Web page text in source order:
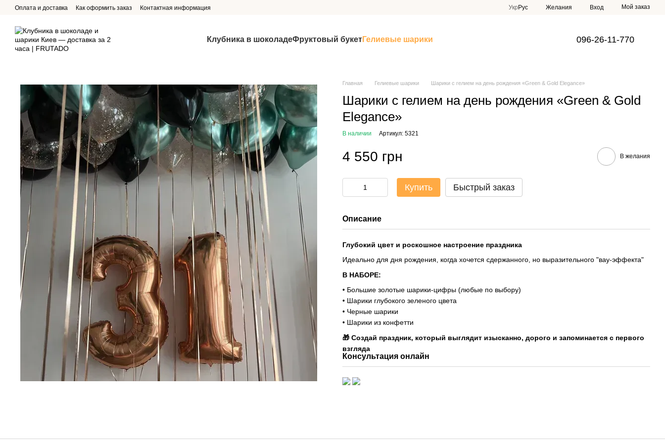
Перейти к основному контенту
Оплата и доставка Как оформить заказ Контактная информация Укр Рус Желания Вход Мой заказ
Клубника в шоколадеФруктовый букетГелиевые шарики 096-26-11-770
Главная Гелиевые шарики Шарики с гелием на день рождения «Green & Gold Elegance»
Шарики с гелием на день рождения «Green & Gold
Elegance»
В наличии Артикул: 5321
4 550 грн В желания
Купить Быстрый заказ
Описание
Глубокий цвет и роскошное настроение праздника
Идеально для дня рождения, когда хочется сдержанного, но выразительного "вау-эффекта"
В НАБОРЕ:
• Большие золотые шарики-цифры (любые по выбору)
• Шарики глубокого зеленого цвета
• Черные шарики
• Шарики из конфетти
🎁 Создай праздник, который выглядит изысканно, дорого и запоминается с первого
взгляда
Консультация онлайн